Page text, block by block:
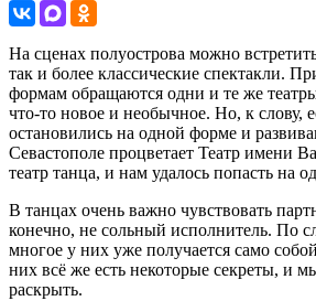
На сценах полуострова можно
так и более классические спектакли.
формам обращаются одни и те же
что-то новое и необычное. Но, к слову,
остановились на одной форме и
Севастополе процветает Театр имени
театр танца, и нам удалось попасть на
В танцах очень важно чувствовать
конечно, не сольный исполнитель. По
многое у них уже получается само
них всё же есть некоторые секреты, и
раскрыть.